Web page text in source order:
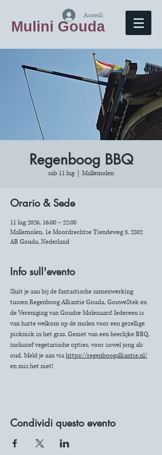
Mulini Gouda
Accedi
Regenboog BBQ
sab 11 lug Mallemolen
Orario & Sede
11 lug 2026, 16:00 – 22:00
Mallemolen, 1e Moordrechtse Tiendeweg 3, 2802
AB Gouda, Nederland
Info sull'evento
Sluit je aan bij de fantastische samenwerking
tussen Regenboog Alliantie Gouda, GouweStek en
de Vereniging van Goudse Molenaars! Iedereen is
van harte welkom op de molen voor een gezellige
picknick in het gras. Geniet van een heerlijke BBQ,
inclusief vegetarische opties, voor zowel jong als
oud. Meld je aan via https://regenboogalliantie.nl/
en mis het niet!
Condividi questo evento